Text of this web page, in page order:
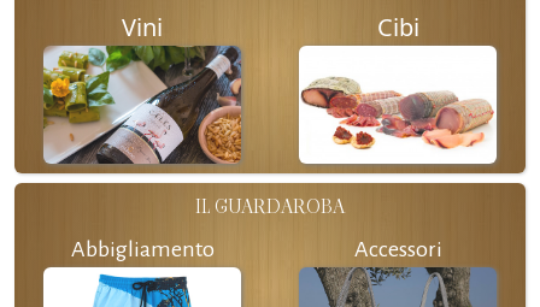
Vini Cibi
IL GUARDAROBA
Abbigliamento Accessori